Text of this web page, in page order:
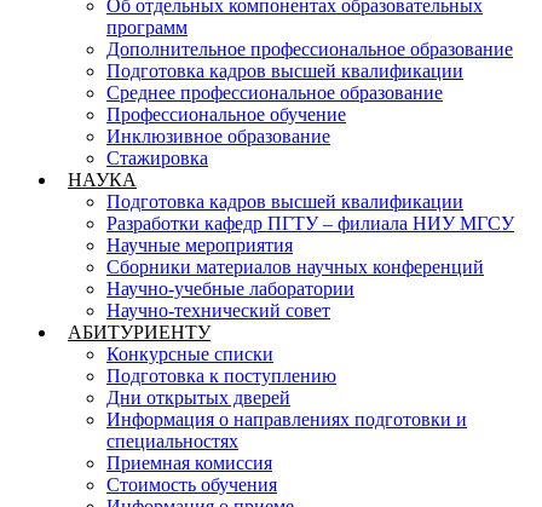
Об отдельных компонентах образовательных
программ
Дополнительное профессиональное образование
Подготовка кадров высшей квалификации
Среднее профессиональное образование
Профессиональное обучение
Инклюзивное образование
Стажировка
НАУКА
Подготовка кадров высшей квалификации
Разработки кафедр ПГТУ – филиала НИУ МГСУ
Научные мероприятия
Сборники материалов научных конференций
Научно-учебные лаборатории
Научно-технический совет
АБИТУРИЕНТУ
Конкурсные списки
Подготовка к поступлению
Дни открытых дверей
Информация о направлениях подготовки и
специальностях
Приемная комиссия
Стоимость обучения